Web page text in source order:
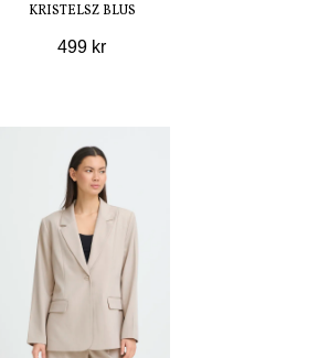
KRISTELSZ BLUS
499 kr